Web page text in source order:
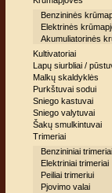
Benzininės
Elektrinės
Akumuliatorinės
Kultivatoriai
Lapų siurbliai /
Malkų skaldyklės
Purkštuvai sodui
Sniego kastuvai
Sniego valytuvai
Šakų smulkintuvai
Trimeriai
Benzininiai trimeriai
Elektriniai trimeriai
Peiliai trimeriui
Pjovimo valai